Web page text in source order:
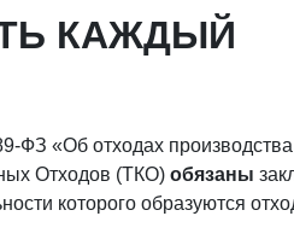
КАЖДЫЙ
ФЗ «Об отходах
Отходов (ТКО) обязаны
которого образуются